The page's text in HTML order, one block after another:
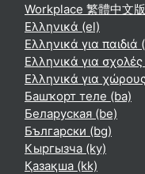
Workplace 繁體中文
Ελληνικά ‎(el)‎
Ελληνικά για παιδιά
Ελληνικά για
Ελληνικά για
Башҡорт теле ‎(ba)‎
Беларуская ‎(be)‎
Български ‎(bg)‎
Кыргызча ‎(ky)‎
Қазақша ‎(kk)‎